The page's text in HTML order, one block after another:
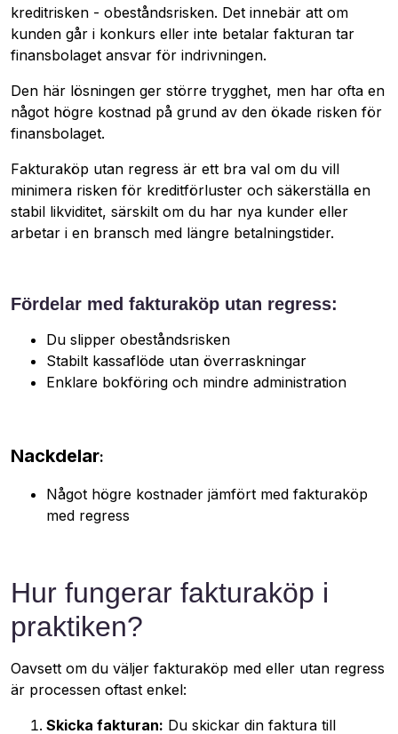
kreditrisken - obeståndsrisken. Det innebär att om
kunden går i konkurs eller inte betalar fakturan tar
finansbolaget ansvar för indrivningen.
Den här lösningen ger större trygghet, men har ofta en
något högre kostnad på grund av den ökade risken för
finansbolaget.
Fakturaköp utan regress är ett bra val om du vill
minimera risken för kreditförluster och säkerställa en
stabil likviditet, särskilt om du har nya kunder eller
arbetar i en bransch med längre betalningstider.
Fördelar med fakturaköp utan regress:
Du slipper obeståndsrisken
Stabilt kassaflöde utan överraskningar
Enklare bokföring och mindre administration
Nackdelar:
Något högre kostnader jämfört med fakturaköp
med regress
Hur fungerar fakturaköp i
praktiken?
Oavsett om du väljer fakturaköp med eller utan regress
är processen oftast enkel:
Skicka fakturan: Du skickar din faktura till